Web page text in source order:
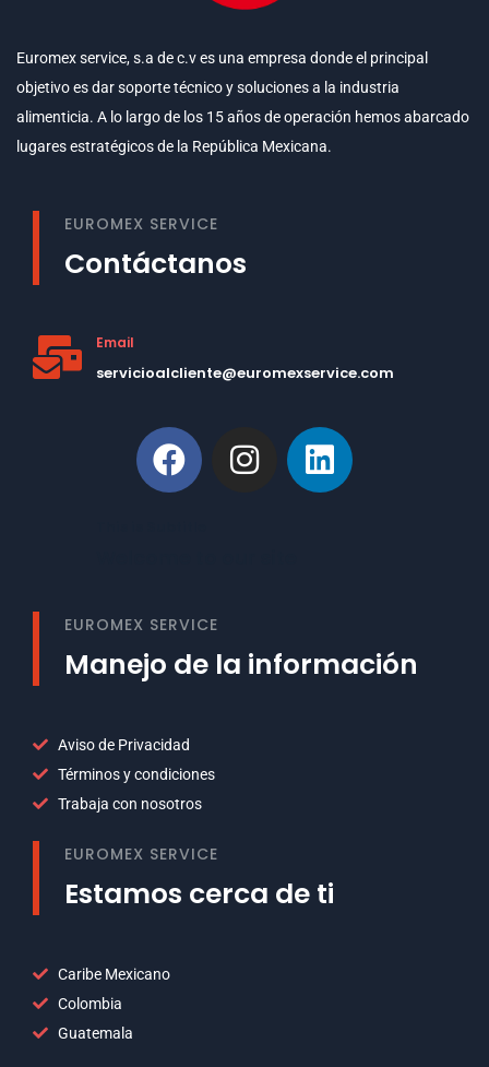
Euromex service, s.a de c.v es una empresa donde el principal
objetivo es dar soporte técnico y soluciones a la industria
alimenticia. A lo largo de los 15 años de operación hemos abarcado
lugares estratégicos de la República Mexicana.
EUROMEX SERVICE
Contáctanos
Email
servicioalcliente@euromexservice.com
EUROMEX SERVICE
Manejo de la información
Aviso de Privacidad
Términos y condiciones
Trabaja con nosotros
EUROMEX SERVICE
Estamos cerca de ti
Caribe Mexicano
Colombia
Guatemala